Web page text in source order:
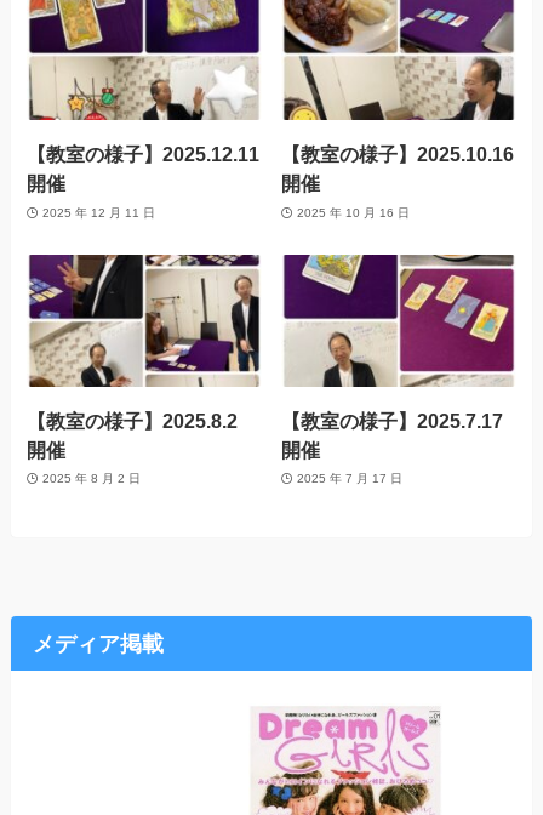
【教室の様子】2025.12.11
開催
2025 年 12 月 11 日
【教室の様子】2025.10.16
開催
2025 年 10 月 16 日
【教室の様子】2025.8.2
開催
2025 年 8 月 2 日
【教室の様子】2025.7.17
開催
2025 年 7 月 17 日
メディア掲載